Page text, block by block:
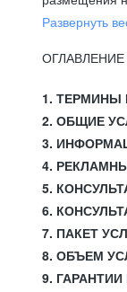
Развернуть
ОГЛАВЛЕНИЕ
1. ТЕРМИНЫ
2. ОБЩИЕ
3.
4.
5.
6.
7. ПАКЕТ
8. ОБЪЕМ
9.